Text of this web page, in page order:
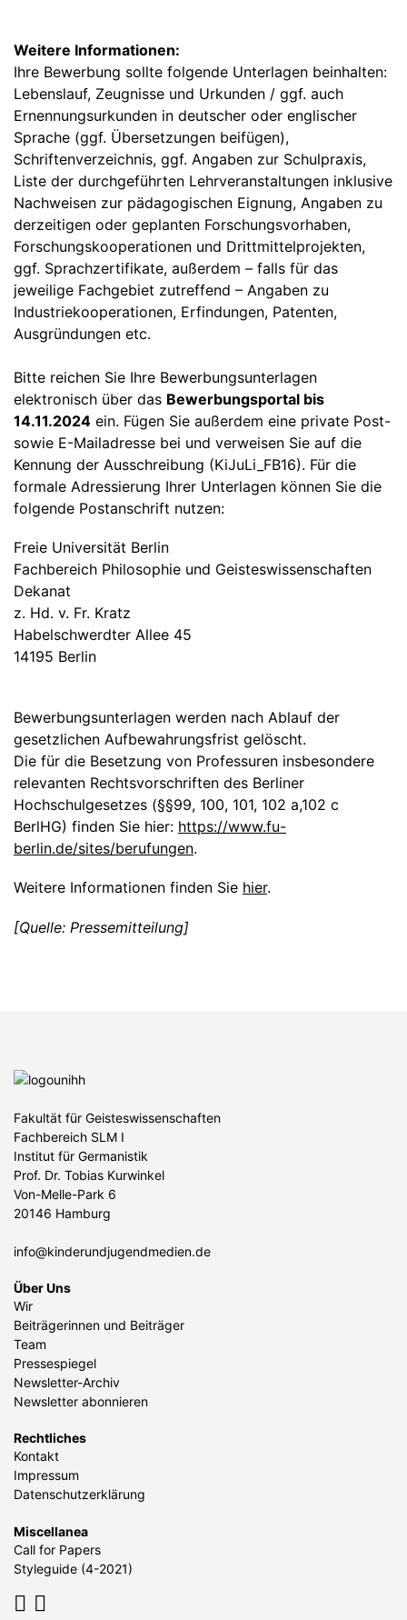
Weitere Informationen:
Ihre Bewerbung sollte folgende Unterlagen beinhalten:
Lebenslauf, Zeugnisse und Urkunden / ggf. auch
Ernennungsurkunden in deutscher oder englischer
Sprache (ggf. Übersetzungen beifügen),
Schriftenverzeichnis, ggf. Angaben zur Schulpraxis,
Liste der durchgeführten Lehrveranstaltungen inklusive
Nachweisen zur pädagogischen Eignung, Angaben zu
derzeitigen oder geplanten Forschungsvorhaben,
Forschungskooperationen und Drittmittelprojekten,
ggf. Sprachzertifikate, außerdem – falls für das
jeweilige Fachgebiet zutreffend – Angaben zu
Industriekooperationen, Erfindungen, Patenten,
Ausgründungen etc.
Bitte reichen Sie Ihre Bewerbungsunterlagen
elektronisch über das Bewerbungsportal bis
14.11.2024 ein. Fügen Sie außerdem eine private Post-
sowie E-Mailadresse bei und verweisen Sie auf die
Kennung der Ausschreibung (KiJuLi_FB16). Für die
formale Adressierung Ihrer Unterlagen können Sie die
folgende Postanschrift nutzen:
Freie Universität Berlin
Fachbereich Philosophie und Geisteswissenschaften
Dekanat
z. Hd. v. Fr. Kratz
Habelschwerdter Allee 45
14195 Berlin
Bewerbungsunterlagen werden nach Ablauf der
gesetzlichen Aufbewahrungsfrist gelöscht.
Die für die Besetzung von Professuren insbesondere
relevanten Rechtsvorschriften des Berliner
Hochschulgesetzes (§§99, 100, 101, 102 a,102 c
BerlHG) finden Sie hier: https://www.fu-
berlin.de/sites/berufungen.
Weitere Informationen finden Sie hier.
[Quelle: Pressemitteilung]
Fakultät für Geisteswissenschaften
Fachbereich SLM I
Institut für Germanistik
Prof. Dr. Tobias Kurwinkel
Von-Melle-Park 6
20146 Hamburg
info@kinderundjugendmedien.de
Über Uns
Wir
Beiträgerinnen und Beiträger
Team
Pressespiegel
Newsletter-Archiv
Newsletter abonnieren
Rechtliches
Kontakt
Impressum
Datenschutzerklärung
Miscellanea
Call for Papers
Styleguide (4-2021)